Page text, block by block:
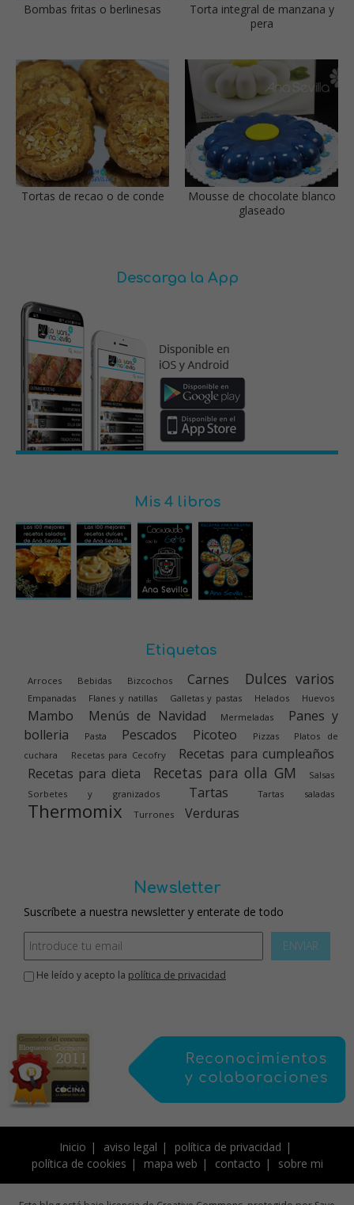
Bombas fritas o berlinesas
Torta integral de manzana y
pera
Tortas de recao o de conde
Mousse de chocolate blanco
glaseado
Descarga la App
Mis 4 libros
Etiquetas
Arroces Bebidas Bizcochos Carnes Dulces varios
Empanadas Flanes y natillas Galletas y pastas Helados Huevos
Mambo Menús de Navidad Mermeladas
Panes y
bolleria
Pasta Pescados Picoteo Pizzas
Platos de
cuchara
Recetas para Cecofry
Recetas para cumpleaños
Recetas para dieta
Recetas para olla GM
Salsas
Sorbetes y granizados
Tartas Tartas saladas
Thermomix Turrones Verduras
Newsletter
Suscríbete a nuestra newsletter y enterate de todo
ENVIAR
He leído y acepto la política de privacidad
Inicio aviso legal
política de privacidad
política de cookies
mapa web contacto sobre mi